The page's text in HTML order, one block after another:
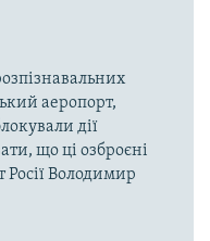
аеропорт,
дії
що ці озброєні
Росії Володимир